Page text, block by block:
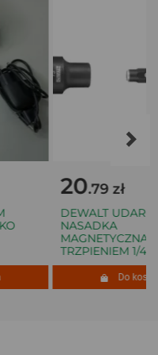
20.79 zł
DEWALT UDAROWA
NASADKA
MAGNETYCZNA 13
TRZPIENIEM 1/4"
Do koszyka